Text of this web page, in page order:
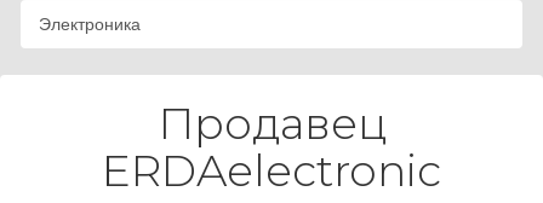
Электроника
Продавец
ERDAelectronic